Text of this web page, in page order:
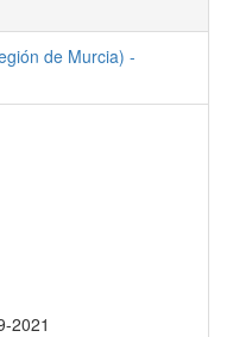
de Murcia) -
2021